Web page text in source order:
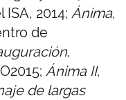
2014; Ánima,
de
,
Ánima II,
de largas